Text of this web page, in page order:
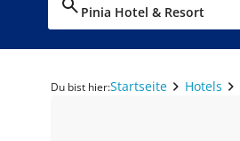
Pinia Hotel & Resort
Du bist hier:Startseite Hotels